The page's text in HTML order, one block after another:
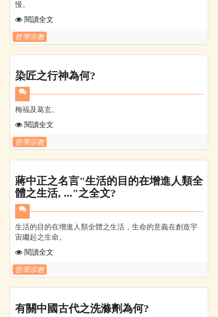
慢。
閱讀全文
哲學宗教
染匠之行神為何?
梅福及葛玄。
閱讀全文
哲學宗教
蔣中正之名言"生活的目的在增進人類全
體之生活, ..."之全文?
生活的目的在增進人類全體之生活，生命的意義在創造宇
宙繼起之生命。
閱讀全文
哲學宗教
有關中國古代之洗滌劑為何?